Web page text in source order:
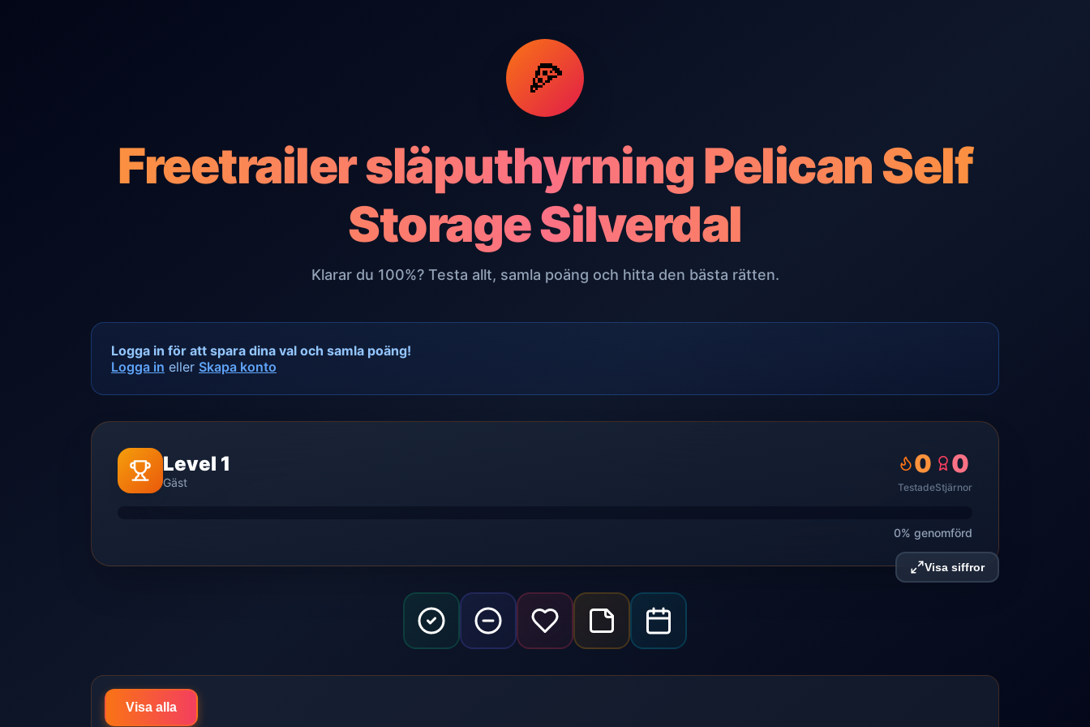
🍕
Freetrailer släputhyrning Pelican Self
Storage Silverdal
Klarar du 100%? Testa allt, samla poäng och hitta den bästa rätten.
Logga in för att spara dina val och samla poäng!
Logga in eller Skapa konto
Level 1
Gäst
0
Testade
0
Stjärnor
0% genomförd
Visa siffror
Visa alla